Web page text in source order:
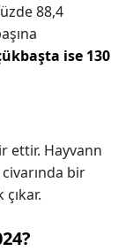
88,4
ise 130
ettir. Hayvann
bir
çıkar.